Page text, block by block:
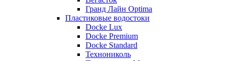
Гранд Лайн Optima
Пластиковые водостоки
Docke Lux
Docke Premium
Docke Standard
Технониколь